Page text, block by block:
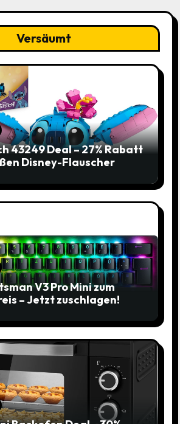
Versäumt
43249 Deal – 27% Rabatt
Disney-Flauscher
V3 Pro Mini zum
– Jetzt zuschlagen!